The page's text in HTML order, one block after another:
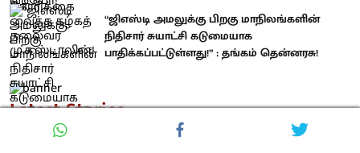
“ஜிஎஸ்டி அமலுக்கு பிறகு மாநிலங்களின்
நிதிசார் சுயாட்சி கடுமையாக
பாதிக்கப்பட்டுள்ளது!” : தங்கம் தென்னரசு!
Latest Stories
சூழ்ந்த மக்கள்.. செய்தி சேகரித்த